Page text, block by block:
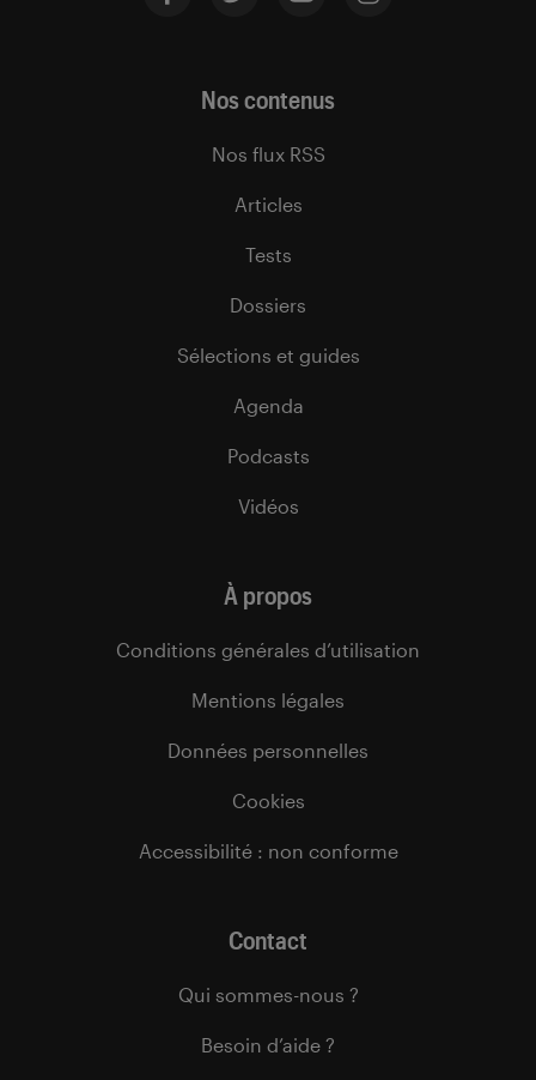
Nos contenus
Nos flux RSS
Articles
Tests
Dossiers
Sélections et guides
Agenda
Podcasts
Vidéos
À propos
Conditions générales d’utilisation
Mentions légales
Données personnelles
Cookies
Accessibilité : non conforme
Contact
Qui sommes-nous ?
Besoin d’aide ?